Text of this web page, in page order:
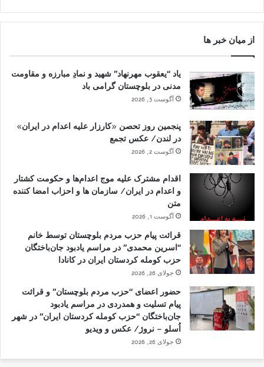
از میان خبر ها
یاد “یعقوب مهرنهاد” شهید و نمادِ مبارزه و مقاومت
مدنی در بلوچستان گرامی باد
آگوست 3, 2026
پنجمین روز تحصن «کارزار علیه اعدام در ایران»
در لندن/ عکس تجمع
آگوست 2, 2026
اقدام مشترک علیه موج اعدام‌ها و حکومت کشتار
و اعدام در ایران/ سازمان ها و احزاب امضا کننده
متن
آگوست 1, 2026
قرائت پیام حزب مردم بلوچستان توسط خانم
“اسرین محمدی” در مراسم یادبود جان‌باختگان
حزب کومله کردستان ایران در کانادا
جولای 26, 2026
حضور اعضای “حزب مردم بلوچستان” و قرائت
پیام تسلیت و همدردی در مراسم یادبود
جان‌باختگان “حزب کومله کردستان ایران” در شهر
اُسلو – نروژ/ عکس و ویدیو
جولای 26, 2026